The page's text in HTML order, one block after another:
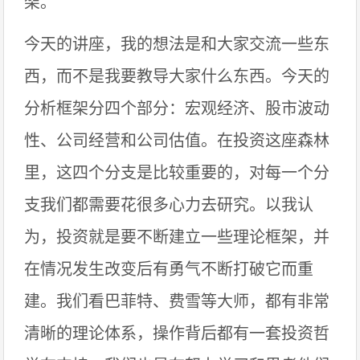
今天的讲座，我的想法是和大家交流一些东
西，而不是我要教导大家什么东西。今天的
分析框架分四个部分：宏观经济、股市波动
性、公司经营和公司估值。在投资这座森林
里，这四个分支是比较重要的，对每一个分
支我们都需要花很多心力去研究。以我认
为，投资就是要不断建立一些理论框架，并
在情况发生改变后有勇气不断打破它而重
建。我们看巴菲特、费雪等大师，都有非常
清晰的理论体系，操作背后都有一套投资哲